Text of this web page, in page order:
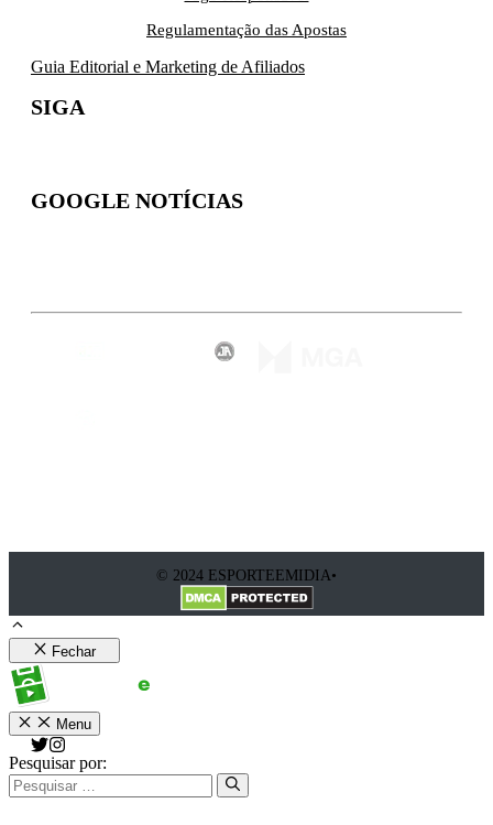
Regulamentação das Apostas
Guia Editorial e Marketing de Afiliados
SIGA
GOOGLE NOTÍCIAS
© 2024 ESPORTEEMIDIA•
Fechar
Menu
Pesquisar por: